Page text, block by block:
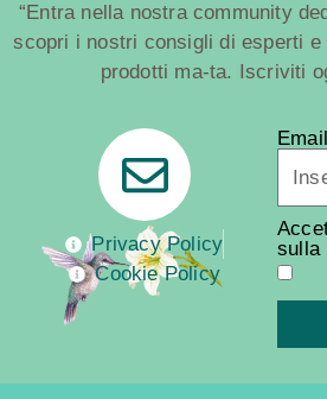
“Entra nella nostra community
scopri i nostri consigli di esperti
prodotti ma-ta. Iscriviti
Privacy Policy
Cookie Policy
Email
sulla